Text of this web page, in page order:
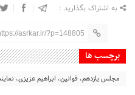
به اشتراک بگذارید :
asrkar.ir/?p=148805
برچسب ها
مجلس یازدهم، قوانین، ابراهیم عزیزی،